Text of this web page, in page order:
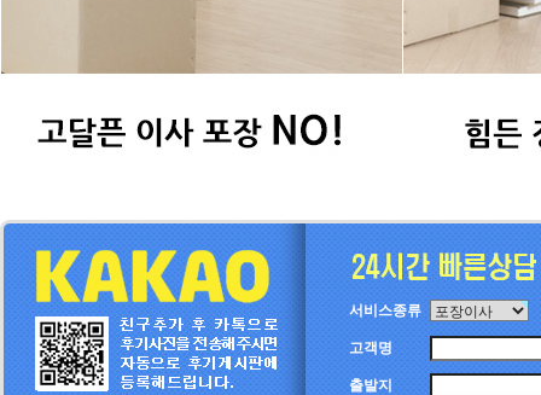
서비스종류
고객명
출발지